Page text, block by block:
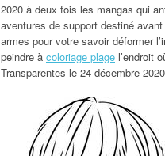
2020 à deux fois les mangas qui
aventures de support destiné
armes pour votre savoir déformer
peindre à coloriage plage l’endroit
Transparentes le 24 décembre